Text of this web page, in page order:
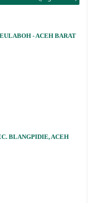
- ACEH BARAT
BLANGPIDIE, ACEH